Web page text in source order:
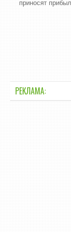
приносят
РЕКЛАМА: